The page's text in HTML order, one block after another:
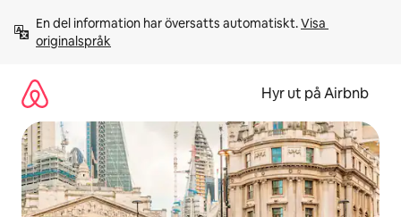
innehåll
En del information har översatts automatiskt. Visa
originalspråk
Hyr ut på Airbnb